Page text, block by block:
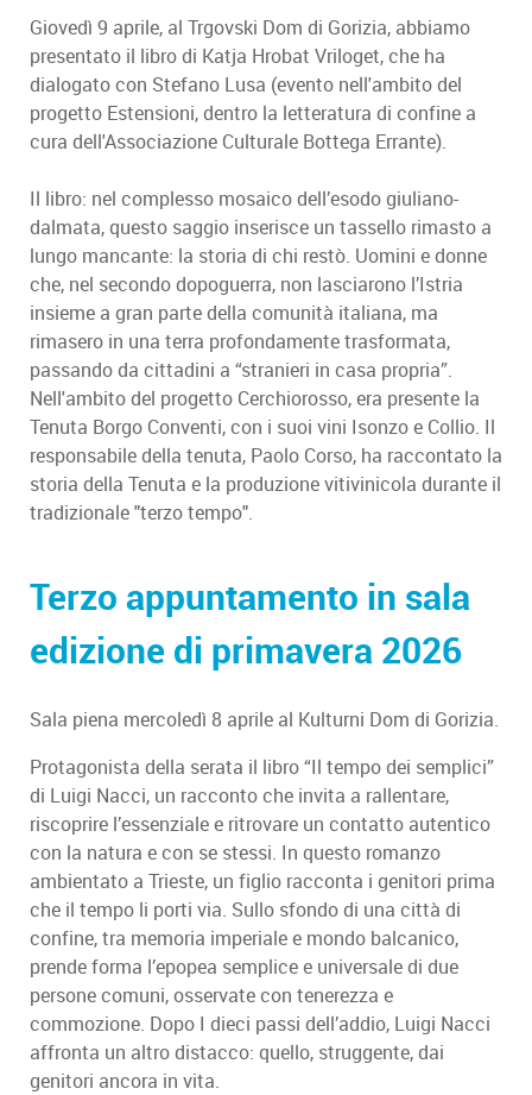
Giovedì 9 aprile, al Trgovski Dom di Gorizia, abbiamo
presentato il libro di Katja Hrobat Vriloget, che ha
dialogato con Stefano Lusa (evento nell'ambito del
progetto Estensioni, dentro la letteratura di confine a
cura dell'Associazione Culturale Bottega Errante).
Il libro: nel complesso mosaico dell’esodo giuliano-
dalmata, questo saggio inserisce un tassello rimasto a
lungo mancante: la storia di chi restò. Uomini e donne
che, nel secondo dopoguerra, non lasciarono l’Istria
insieme a gran parte della comunità italiana, ma
rimasero in una terra profondamente trasformata,
passando da cittadini a “stranieri in casa propria”.
Nell'ambito del progetto Cerchiorosso, era presente la
Tenuta Borgo Conventi, con i suoi vini Isonzo e Collio. Il
responsabile della tenuta, Paolo Corso, ha raccontato la
storia della Tenuta e la produzione vitivinicola durante il
tradizionale "terzo tempo".
Terzo appuntamento in sala
edizione di primavera 2026
Sala piena mercoledì 8 aprile al Kulturni Dom di Gorizia.
Protagonista della serata il libro “Il tempo dei semplici”
di Luigi Nacci, un racconto che invita a rallentare,
riscoprire l’essenziale e ritrovare un contatto autentico
con la natura e con se stessi. In questo romanzo
ambientato a Trieste, un figlio racconta i genitori prima
che il tempo li porti via. Sullo sfondo di una città di
confine, tra memoria imperiale e mondo balcanico,
prende forma l’epopea semplice e universale di due
persone comuni, osservate con tenerezza e
commozione. Dopo I dieci passi dell’addio, Luigi Nacci
affronta un altro distacco: quello, struggente, dai
genitori ancora in vita.